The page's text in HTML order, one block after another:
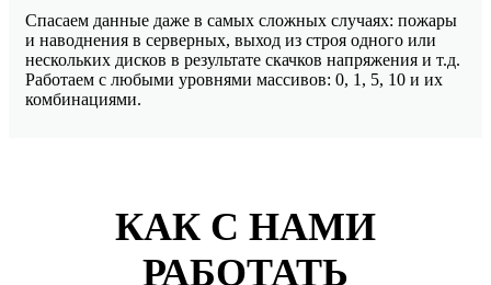
Спасаем данные даже в самых сложных случаях: пожары
и наводнения в серверных, выход из строя одного или
нескольких дисков в результате скачков напряжения и т.д.
Работаем с любыми уровнями массивов: 0, 1, 5, 10 и их
комбинациями.
КАК С НАМИ
РАБОТАТЬ